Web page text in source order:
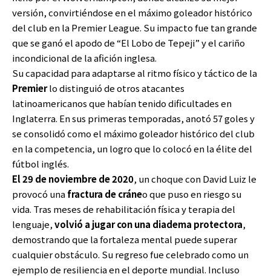
versión, convirtiéndose en el máximo goleador histórico
del club en la Premier League. Su impacto fue tan grande
que se ganó el apodo de “El Lobo de Tepeji” y el cariño
incondicional de la afición inglesa.
Su capacidad para adaptarse al ritmo físico y táctico de la
Premierlo distinguió de otros atacantes
latinoamericanos que habían tenido dificultades en
Inglaterra. En sus primeras temporadas, anotó 57 goles y
se consolidó como el máximo goleador histórico del club
en la competencia, un logro que lo colocó en la élite del
fútbol inglés.
El 29 de noviembre de 2020, un choque con David Luiz le
provocó unafractura de cráneo que puso en riesgo su
vida. Tras meses de rehabilitación física y terapia del
lenguaje,volvió a jugar con una diadema protectora,
demostrando que la fortaleza mental puede superar
cualquier obstáculo. Su regreso fue celebrado como un
ejemplo de resiliencia en el deporte mundial. Incluso